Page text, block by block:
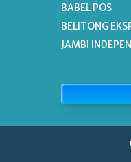
BABEL POS
BELITONG
JAMBI